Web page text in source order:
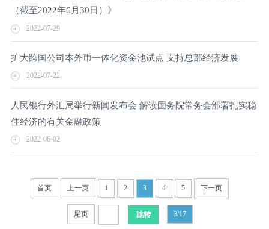
（截至2022年6月30日）》
2022-07-29
扩大跨国公司本外币一体化资金池试点 支持总部经济发展
2022-07-22
人民银行外汇局举行新闻发布会 解读国务院常务会部署扎实稳
住经济的有关金融政策
2022-06-02
首页 上一页 1 2 3 4 5 下一页
尾页 3/17